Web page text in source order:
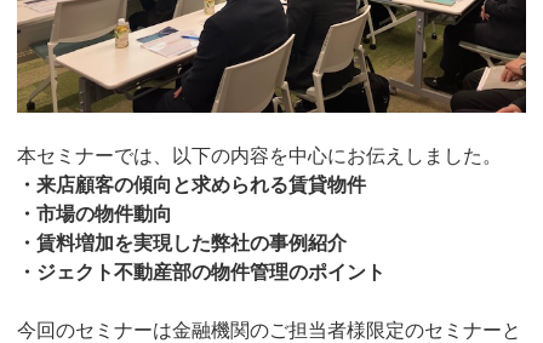
本セミナーでは、以下の内容を中心にお伝えしました。
・来店顧客の傾向と求められる賃貸物件
・市場の物件動向
・賃料増加を実現した弊社の事例紹介
・ジェクト不動産部の物件管理のポイント
今回のセミナーは金融機関のご担当者様限定のセミナーと